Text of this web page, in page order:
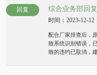
回复 综合业务部回复
时间：2023-12-12
配合厂家排查后，
致系统识别错误，
致的违约已取消，